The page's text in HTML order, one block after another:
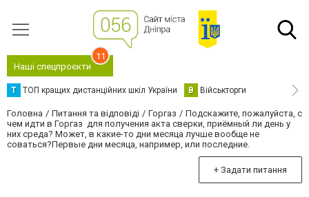
Наші спецпроєкти
11
Т ТОП кращих дистанційних шкіл України В Військторги
Головна Питання та відповіді Горгаз
Подскажите, пожалуйста, с
чем идти в Горгаз для получения акта сверки, приёмный ли день у
них среда? Может, в какие-то дни месяца лучше вообще не
соваться?Первые дни месяца, например, или последние.
+ Задати питання